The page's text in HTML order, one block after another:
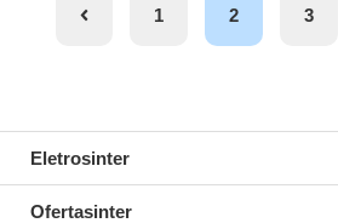
1 2 3
Eletrosinter
Ofertasinter